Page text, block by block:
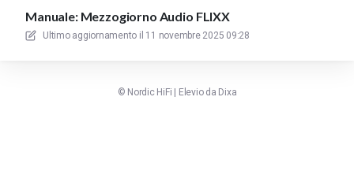
Manuale: Mezzogiorno Audio FLIXX
Ultimo aggiornamento il 11 novembre 2025 09:28
© Nordic HiFi Elevio da Dixa